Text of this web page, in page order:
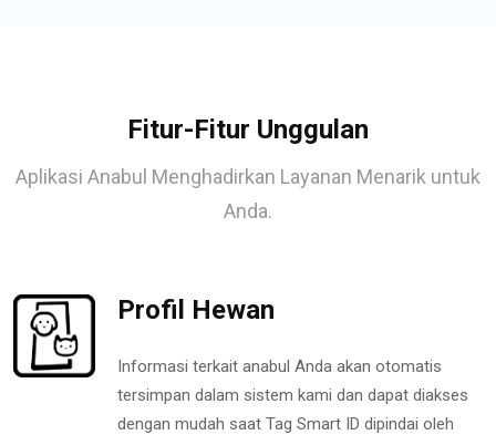
Fitur-Fitur Unggulan
Aplikasi Anabul Menghadirkan Layanan Menarik untuk
Anda.
Profil Hewan
Informasi terkait anabul Anda akan otomatis
tersimpan dalam sistem kami dan dapat diakses
dengan mudah saat Tag Smart ID dipindai oleh